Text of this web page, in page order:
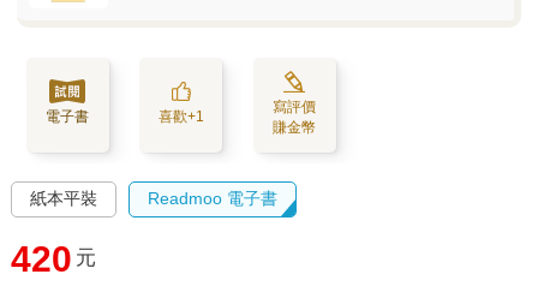
電子書 喜歡+1
寫評價
賺金幣
紙本平裝 Readmoo 電子書
420 元